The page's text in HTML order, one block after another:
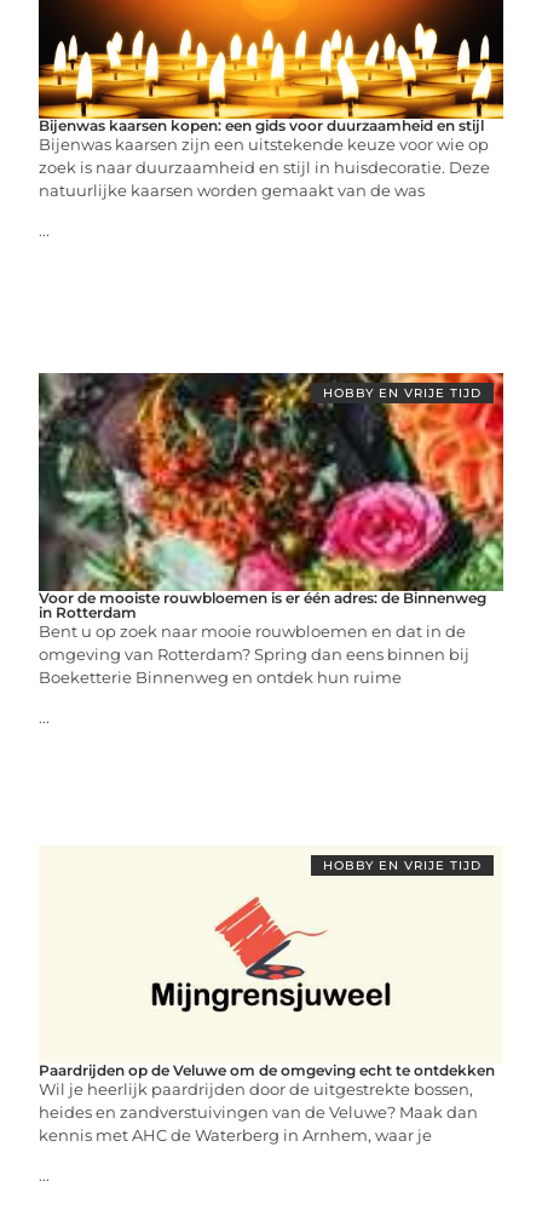
Bijenwas kaarsen kopen: een gids voor duurzaamheid en stijl
Bijenwas kaarsen zijn een uitstekende keuze voor wie op
zoek is naar duurzaamheid en stijl in huisdecoratie. Deze
natuurlijke kaarsen worden gemaakt van de was
...
HOBBY EN VRIJE TIJD
Voor de mooiste rouwbloemen is er één adres: de Binnenweg
in Rotterdam
Bent u op zoek naar mooie rouwbloemen en dat in de
omgeving van Rotterdam? Spring dan eens binnen bij
Boeketterie Binnenweg en ontdek hun ruime
...
HOBBY EN VRIJE TIJD
Paardrijden op de Veluwe om de omgeving echt te ontdekken
Wil je heerlijk paardrijden door de uitgestrekte bossen,
heides en zandverstuivingen van de Veluwe? Maak dan
kennis met AHC de Waterberg in Arnhem, waar je
...